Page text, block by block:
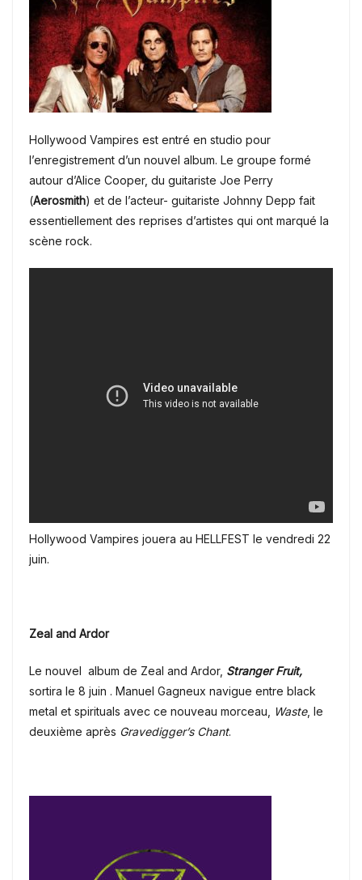
Hollywood Vampires est entré en studio pour
l’enregistrement d’un nouvel album. Le groupe formé
autour d’Alice Cooper, du guitariste Joe Perry
(Aerosmith) et de l’acteur- guitariste Johnny Depp fait
essentiellement des reprises d’artistes qui ont marqué la
scène rock.
Hollywood Vampires jouera au HELLFEST le vendredi 22
juin.
Zeal and Ardor
Le nouvel album de Zeal and Ardor, Stranger Fruit,
sortira le 8 juin . Manuel Gagneux navigue entre black
metal et spirituals avec ce nouveau morceau,
Waste, le
deuxième après Gravedigger’s Chant.